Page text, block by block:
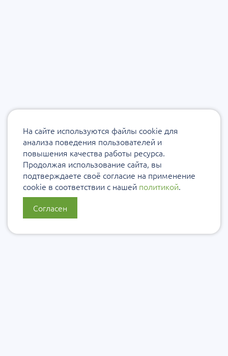
На сайте используются файлы cookie для
анализа поведения пользователей и
повышения качества работы ресурса.
Продолжая использование сайта, вы
подтверждаете своё согласие на применение
cookie в соответствии с нашей политикой.
Согласен